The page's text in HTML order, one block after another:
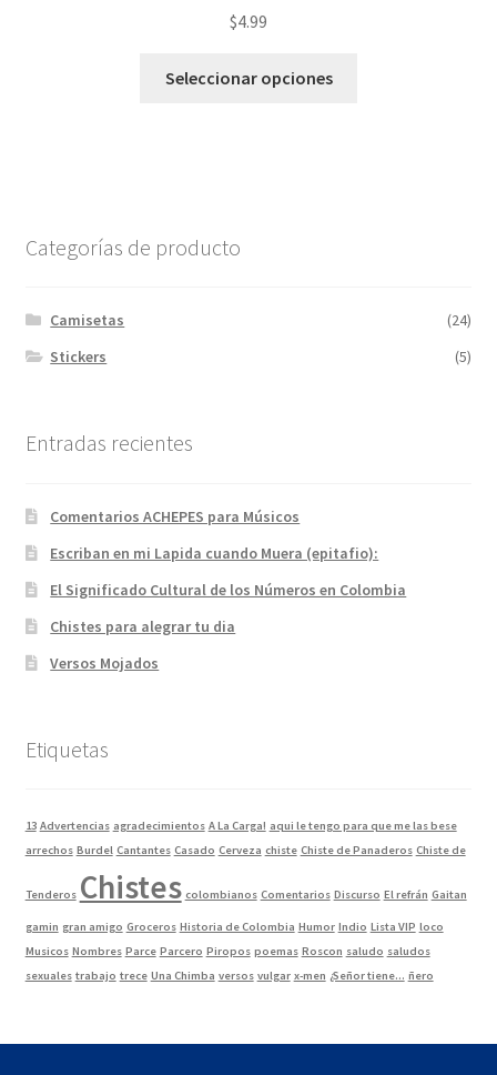
$4.99
Seleccionar opciones
Categorías de producto
Camisetas
(24)
Stickers
(5)
Entradas recientes
Comentarios ACHEPES para Músicos
Escriban en mi Lapida cuando Muera (epitafio):
El Significado Cultural de los Números en Colombia
Chistes para alegrar tu dia
Versos Mojados
Etiquetas
13 Advertencias agradecimientos A La Carga! aqui le tengo para que me las bese
arrechos Burdel Cantantes Casado Cerveza chiste Chiste de Panaderos Chiste de
Tenderos Chistes colombianos Comentarios Discurso El refrán Gaitan
gamin gran amigo Groceros Historia de Colombia Humor Indio Lista VIP loco
Musicos Nombres Parce Parcero Piropos poemas Roscon saludo saludos
sexuales trabajo trece Una Chimba versos vulgar x-men ¿Señor tiene... ñero